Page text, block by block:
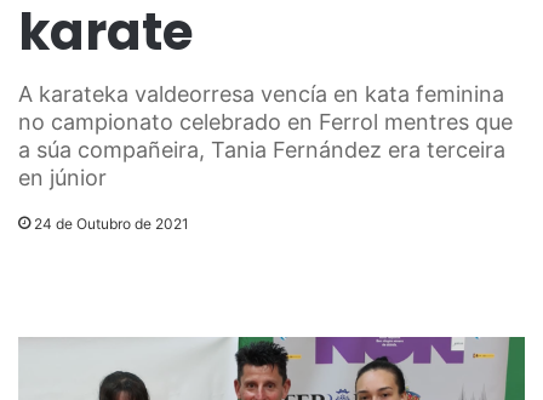
karate
A karateka valdeorresa vencía en kata feminina
no campionato celebrado en Ferrol mentres que
a súa compañeira, Tania Fernández era terceira
en júnior
24 de Outubro de 2021